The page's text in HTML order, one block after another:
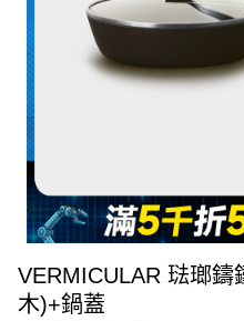
VERMICULAR 琺瑯
木)+鍋蓋